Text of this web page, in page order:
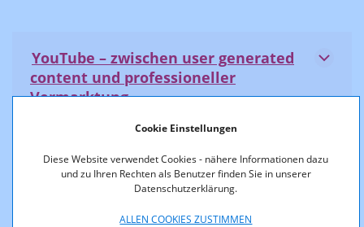
Cookie Einstellungen
Diese Website verwendet Cookies - nähere Informationen dazu
und zu Ihren Rechten als Benutzer finden Sie in unserer
Datenschutzerklärung.
ALLEN COOKIES ZUSTIMMEN
YouTube – zwischen user generated
content und professioneller
Vermarktung
Neue Formen des Storytellings im